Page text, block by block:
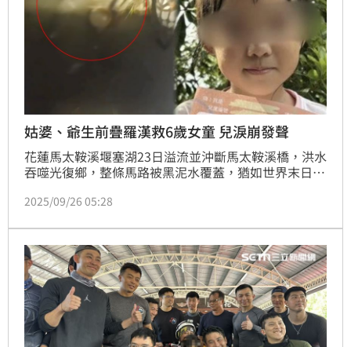
姑婆、爺生前疊羅漢救6歲女童 兒淚崩發聲
花蓮馬太鞍溪堰塞湖23日溢流並沖斷馬太鞍溪橋，洪水
吞噬光復鄉，整條馬路被黑泥水覆蓋，猶如世界末日，
街的平房內，被湍急泥水困住，為了讓小沂活下去，兩
救，但姑婆、姑爺不幸罹難，姑婆、姑爺的兒子哽咽發
聲了。
2025/09/26 05:28